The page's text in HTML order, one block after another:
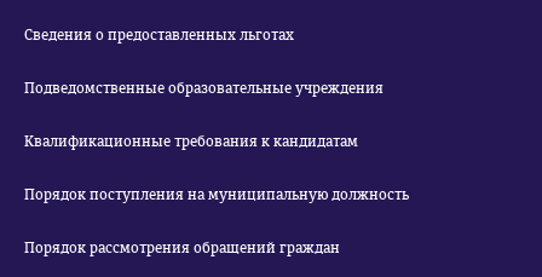
Сведения о предоставленных льготах
Подведомственные образовательные учреждения
Квалификационные требования к кандидатам
Порядок поступления на муниципальную должность
Порядок рассмотрения обращений граждан